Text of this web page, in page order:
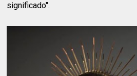
significado".